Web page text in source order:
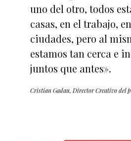
uno del otro, todos
casas, en el trabajo,
ciudades, pero al
estamos tan cerca e
juntos que antes».
Cristian Gadau, Director Creativo del